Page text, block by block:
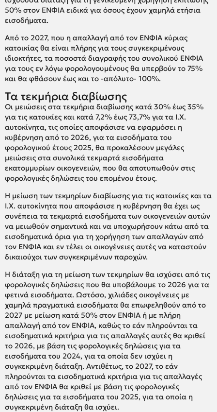
50% στον ΕΝΦΙΑ ειδικά για όσους έχουν χαμηλά ετήσια
εισοδήματα.
Από το 2027, που η απαλλαγή από τον ΕΝΦΙΑ κύριας
κατοικίας θα είναι πλήρης για τους συγκεκριμένους
ιδιοκτήτες, τα ποσοστά διαγραφής του συνολικού ΕΝΦΙΑ
για τους εν λόγω φορολογουμένους θα υπερβούν το 75%
και θα φθάσουν έως και το -απόλυτο- 100%.
Τα τεκμήρια διαβίωσης
Οι μειώσεις στα τεκμήρια διαβίωσης κατά 30% έως 35%
για τις κατοικίες και κατά 7,2% έως 73,7% για τα Ι.Χ.
αυτοκίνητα, τις οποίες αποφάσισε να εφαρμόσει η
κυβέρνηση από το 2026, για τα εισοδήματα του
φορολογικού έτους 2025, θα προκαλέσουν μεγάλες
μειώσεις στα συνολικά τεκμαρτά εισοδήματα
εκατομμυρίων οικογενειών, που θα αποτυπωθούν στις
φορολογικές δηλώσεις του επομένου έτους.
Η μείωση των τεκμηρίων διαβίωσης για τις κατοικίες και τα
Ι.Χ. αυτοκίνητα που αποφάσισε η κυβέρνηση θα έχει ως
συνέπεια τα τεκμαρτά εισοδήματα των οικογενειών αυτών
να μειωθούν σημαντικά και να υποχωρήσουν κάτω από τα
εισοδηματικά όρια για τη χορήγηση των απαλλαγών από
τον ΕΝΦΙΑ και εν τέλει οι οικογένειες αυτές να καταστούν
δικαιούχοι των συγκεκριμένων παροχών.
Η διάταξη για τη μείωση των τεκμηρίων θα ισχύσει από τις
φορολογικές δηλώσεις που θα υποβάλουμε το 2026 για τα
φετινά εισοδήματα. Ωστόσο, χιλιάδες οικογένειες με
χαμηλά πραγματικά εισοδήματα θα επωφεληθούν από το
2027 με μείωση κατά 50% στον ΕΝΦΙΑ ή με πλήρη
απαλλαγή από τον ΕΝΦΙΑ, καθώς το εάν πληρούνται τα
εισοδηματικά κριτήρια για τις απαλλαγές αυτές θα κριθεί
το 2026, με βάση τις φορολογικές δηλώσεις για τα
εισοδήματα του 2024, για τα οποία δεν ισχύει η
συγκεκριμένη διάταξη. Αντιθέτως, το 2027, το εάν
πληρούνται τα εισοδηματικά κριτήρια για τις απαλλαγές
από τον ΕΝΦΙΑ θα κριθεί με βάση τις φορολογικές
δηλώσεις για τα εισοδήματα του 2025, για τα οποία η
συγκεκριμένη διάταξη θα ισχύει.